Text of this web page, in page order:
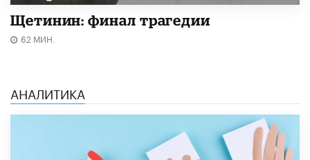
Щетинин: финал трагедии
62 МИН.
АНАЛИТИКА